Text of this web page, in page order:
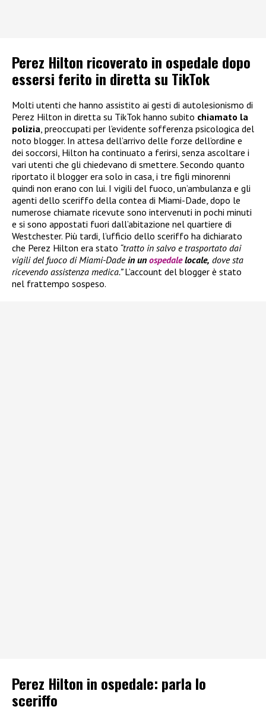
Perez Hilton ricoverato in ospedale dopo
essersi ferito in diretta su TikTok
Molti utenti che hanno assistito ai gesti di autolesionismo di
Perez Hilton in diretta su TikTok hanno subito chiamato la
polizia, preoccupati per l’evidente sofferenza psicologica del
noto blogger. In attesa dell’arrivo delle forze dell’ordine e
dei soccorsi, Hilton ha continuato a ferirsi, senza ascoltare i
vari utenti che gli chiedevano di smettere. Secondo quanto
riportato il blogger era solo in casa, i tre figli minorenni
quindi non erano con lui. I vigili del fuoco, un’ambulanza e gli
agenti dello sceriffo della contea di Miami-Dade, dopo le
numerose chiamate ricevute sono intervenuti in pochi minuti
e si sono appostati fuori dall’abitazione nel quartiere di
Westchester. Più tardi, l’ufficio dello sceriffo ha dichiarato
che Perez Hilton era stato “tratto in salvo e trasportato dai
vigili del fuoco di Miami-Dadein un ospedalelocale, dove sta
ricevendo assistenza medica.”L’account del blogger è stato
nel frattempo sospeso.
Perez Hilton in ospedale: parla lo
sceriffo